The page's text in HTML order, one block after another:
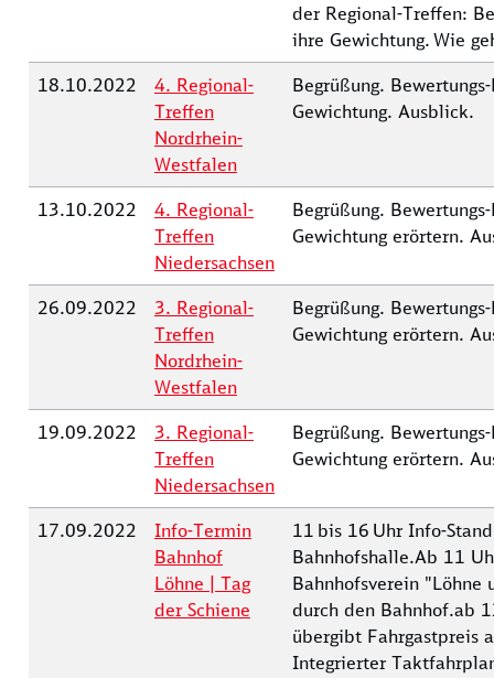
der Regional-Treffen:
ihre Gewichtung. Wie
18.10.2022
4. Regional-
Treffen
Nordrhein-
Westfalen
Begrüßung.
Gewichtung. Ausblick.
13.10.2022
4. Regional-
Treffen
Niedersachsen
Begrüßung.
Gewichtung erörtern.
26.09.2022
3. Regional-
Treffen
Nordrhein-
Westfalen
Begrüßung.
Gewichtung erörtern.
19.09.2022
3. Regional-
Treffen
Niedersachsen
Begrüßung.
Gewichtung erörtern.
17.09.2022
Info-Termin
Bahnhof
Löhne | Tag
der Schiene
11 bis 16 Uhr Info-
Bahnhofshalle.Ab 11
Bahnhofsverein "Löhne
durch den Bahnhof.ab
übergibt Fahrgastpreis
Integrierter